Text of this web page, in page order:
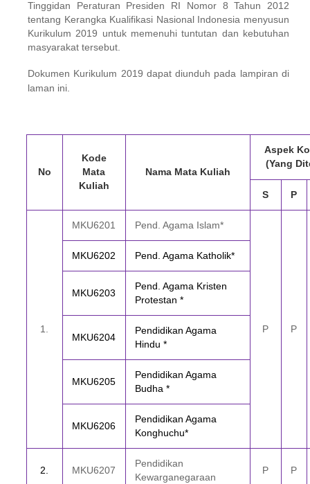
Tinggidan Peraturan Presiden RI Nomor 8 Tahun 2012
tentang Kerangka Kualifikasi Nasional Indonesia menyusun
Kuri­ku­lum 2019 untuk memenuhi tuntutan dan ke­butuh­an
masyarakat ter­sebut.
Dokumen Kurikulum 2019 dapat diunduh pada lampiran di
laman ini.
No
Kode
Mata
Kuliah
Nama Mata Kuliah
Aspek
(Yang
S P
1.
MKU6201 Pend. Agama Islam*
P P
MKU6202 Pend. Agama Katholik*
MKU6203
Pend. Agama Kristen
Protestan *
MKU6204
Pendidikan Agama
Hindu *
MKU6205
Pendidikan Agama
Budha *
MKU6206
Pendidikan Agama
Konghuchu*
2. MKU6207
Pendidikan
Kewarganegaraan
P P